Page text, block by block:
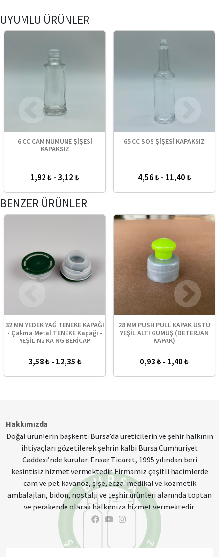
UYUMLU ÜRÜNLER
6 CC CAM NUMUNE ŞİŞESİ
KAPAKSIZ
1,92 ₺ - 3,12 ₺
65 CC SOS ŞİŞESİ KAPAKSIZ
4,56 ₺ - 11,40 ₺
BENZER ÜRÜNLER
32 MM YEDEK YAĞ TENEKE KAPAĞI
- Çakma Metal TENEKE Kapağı -
YEŞİL N2 KA NG BERİCAP
3,58 ₺ - 12,35 ₺
28 MM PUSH PULL KAPAK ÜSTÜ
YEŞİL ALTI GÜMÜŞ (DETERJAN
KAPAK)
0,93 ₺ - 1,40 ₺
Hakkımızda
Doğal ürünlerin başkenti Bursa’da üreticilerin ve şehir halkının
ihtiyaçları gözetilerek şehrin kalbi Bursa Cumhuriyet
Caddesi’nde kurulan Ensar Ticaret, 1995 yılından beri
kesintisiz hizmet vermektedir. Firmamız çeşitli hacimlerde
cam ve pet kavanoz, şişe, ecza-medikal ve kozmetik
ambalajları, bidon, nostalji ve teşhir ürünleri alanında toptan
ve perakende olarak halkımıza hizmet vermektedir.